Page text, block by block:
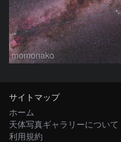
momonako
サイトマップ
ホーム
天体写真ギャラリーについて
利用規約